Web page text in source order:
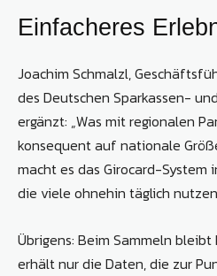
Einfacheres
Joachim Schmalzl,
des Deutschen Sparkassen-
ergänzt: „Was mit regionalen
konsequent auf nationale
macht es das Girocard-System
die viele ohnehin täglich
Übrigens: Beim Sammeln bleibt
erhält nur die Daten, die zur